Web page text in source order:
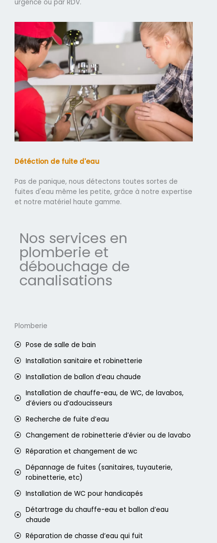
urgence ou par RDV.
Détéction de fuite d'eau
Pas de panique, nous détectons toutes sortes de
fuites d'eau même les petite, grâce à notre expertise
et notre matériel haute gamme.
Nos services en
plomberie et
débouchage de
canalisations
Plomberie
Pose de salle de bain
Installation sanitaire et robinetterie
Installation de ballon d’eau chaude
Installation de chauffe-eau, de WC, de lavabos,
d’éviers ou d’adoucisseurs
Recherche de fuite d’eau
Changement de robinetterie d’évier ou de lavabo
Réparation et changement de wc
Dépannage de fuites (sanitaires, tuyauterie,
robinetterie, etc)
Installation de WC pour handicapés
Détartrage du chauffe-eau et ballon d’eau
chaude
Réparation de chasse d’eau qui fuit